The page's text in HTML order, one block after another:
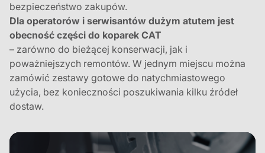
bezpieczeństwo zakupów.
Dla operatorów i serwisantów dużym atutem jest
obecność części do koparek CAT
– zarówno do bieżącej konserwacji, jak i
poważniejszych remontów. W jednym miejscu można
zamówić zestawy gotowe do natychmiastowego
użycia, bez konieczności poszukiwania kilku źródeł
dostaw.